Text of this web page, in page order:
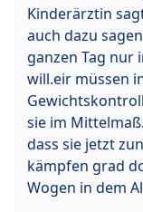
Kinderärztin
auch dazu
ganzen Tag nur
will.eir müssen
sie im
dass sie jetzt
kämpfen grad
Wogen in dem